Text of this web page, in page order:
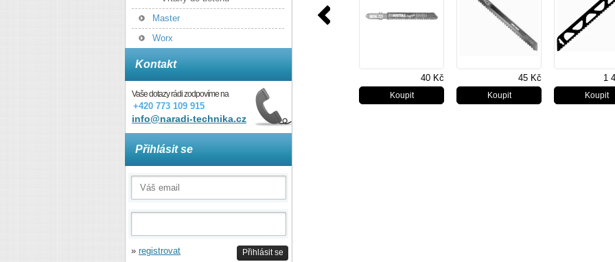
40 Kč 45 Kč 1
Master
Worx
Kontakt
Vaše dotazy rádi zodpovíme na
+420 773 109 915
info@naradi-technika.cz
Přihlásit se
Přihlásit se
» registrovat